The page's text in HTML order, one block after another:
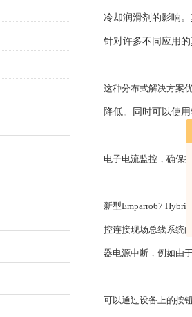
冷却润滑剂的影响
针对许多不同应用的
这种分布式解决方案
降低。同时可以使
电子电流监控，确保
新型Emparro67
控连接现场总线系统
器电源中断，例如由
可以通过设备上的按